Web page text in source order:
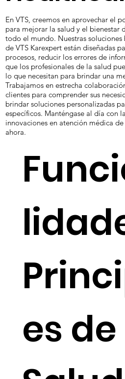
las
basadas
nube de
En VTS, creemos en aprovechar el
para mejorar la salud y el bienestar
todo el mundo. Nuestras soluciones
de VTS Karexpert están diseñadas
lo que necesitan para brindar una
Trabajamos en estrecha
clientes para comprender sus
innovaciones en atención médica de